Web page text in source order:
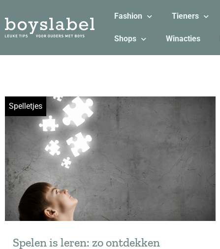
Fashion Tieners
Shops Winacties
Spelletjes
Spelen is leren: zo ontdekken